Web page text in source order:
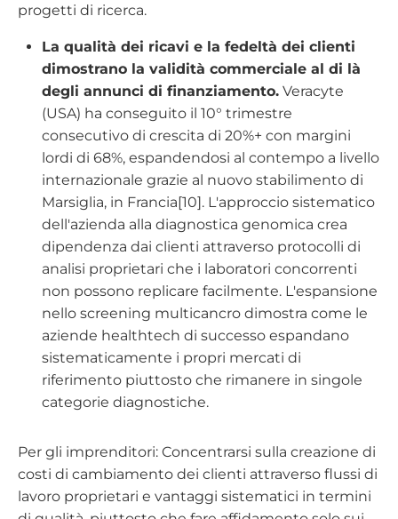
progetti di ricerca.
La qualità dei ricavi e la fedeltà dei clienti
dimostrano la validità commerciale al di là
degli annunci di finanziamento. Veracyte
(USA) ha conseguito il 10° trimestre
consecutivo di crescita di 20%+ con margini
lordi di 68%, espandendosi al contempo a livello
internazionale grazie al nuovo stabilimento di
Marsiglia, in Francia[10]. L'approccio sistematico
dell'azienda alla diagnostica genomica crea
dipendenza dai clienti attraverso protocolli di
analisi proprietari che i laboratori concorrenti
non possono replicare facilmente. L'espansione
nello screening multicancro dimostra come le
aziende healthtech di successo espandano
sistematicamente i propri mercati di
riferimento piuttosto che rimanere in singole
categorie diagnostiche.
Per gli imprenditori: Concentrarsi sulla creazione di
costi di cambiamento dei clienti attraverso flussi di
lavoro proprietari e vantaggi sistematici in termini